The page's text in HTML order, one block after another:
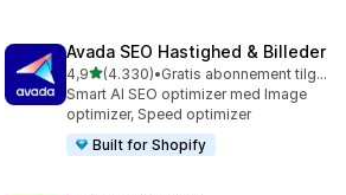
Avada SEO Hastighed & Billeder
4,9ud af 5 stjerner
(4.330)
4330 anmeldelser i alt
•
Gratis abonnement tilgængeligt
Smart AI SEO optimizer med Image
optimizer, Speed optimizer
Built for Shopify